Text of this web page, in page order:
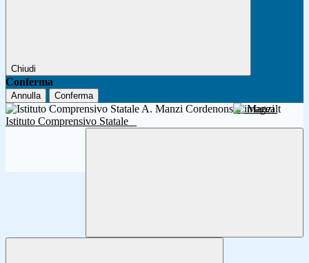
Chiudi
Conferma
Annulla Conferma
A. Manzi
Istituto Comprensivo Statale